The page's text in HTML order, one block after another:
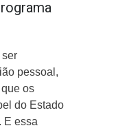
ser
pessoal,
os
do Estado
E essa